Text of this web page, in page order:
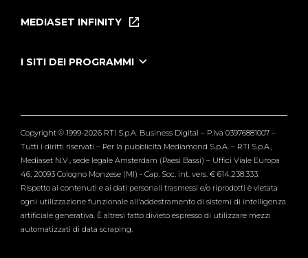
Le Iene Presentano Inside
Tutti i servizi
MEDIASET INFINITY
I SITI DEI PROGRAMMI
Verissimo
Copyright © 1999-2026 RTI S.p.A. Business Digital – P.Iva 03976881007 –
Tutti i diritti riservati – Per la pubblicità Mediamond S.p.A. – RTI S.p.A.,
Mediaset N.V., sede legale Amsterdam (Paesi Bassi) – Uffici Viale Europa
46, 20093 Cologno Monzese (MI) - Cap. Soc. int. vers. € 614.238.333.
Rispetto ai contenuti e ai dati personali trasmessi e/o riprodotti è vietata
ogni utilizzazione funzionale all'addestramento di sistemi di intelligenza
artificiale generativa. È altresì fatto divieto espresso di utilizzare mezzi
automatizzati di data scraping.